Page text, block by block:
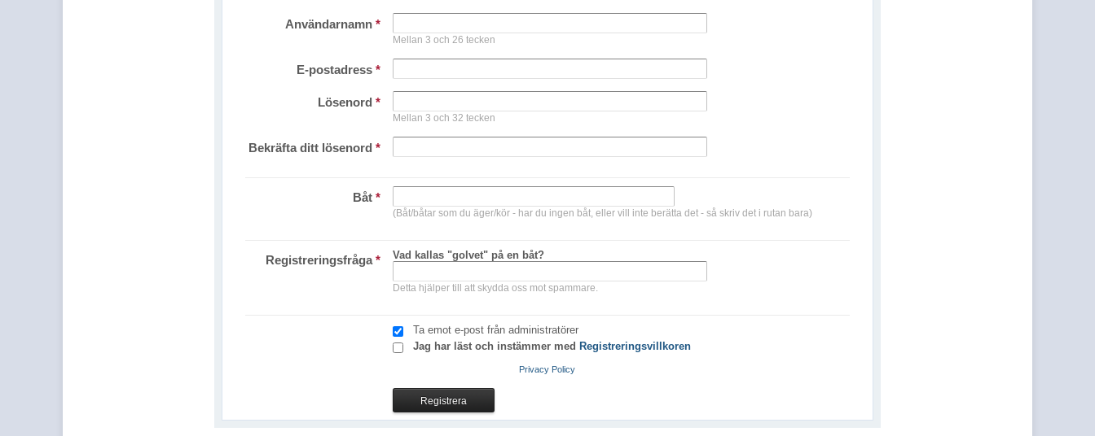
Användarnamn *
Mellan 3 och 26 tecken
E-postadress *
Lösenord *
Mellan 3 och 32 tecken
Bekräfta ditt lösenord *
Båt *
(Båt/båtar som du äger/kör - har du ingen båt, eller vill inte berätta det - så skriv det i rutan bara)
Registreringsfråga* Vad kallas "golvet" på en båt?
Detta hjälper till att skydda oss mot spammare.
Ta emot e-post från administratörer
Jag har läst och instämmer med Registreringsvillkoren
Privacy Policy